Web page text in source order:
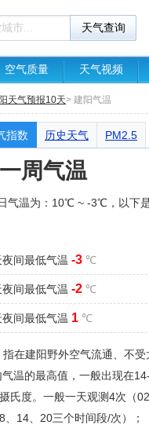
空气质量 天气视频
天气预报10天> 建阳气温
指数 历史天气 PM2.5
周气温
气温为：10℃ ~ -3℃，以下
间最低气温 -3 ℃
间最低气温 -2 ℃
间最低气温 1 ℃
在建阳野外空气流通、不受
温的最高值，一般出现在
度。一般一天观测4次（02
14、20三个时间段/次）；